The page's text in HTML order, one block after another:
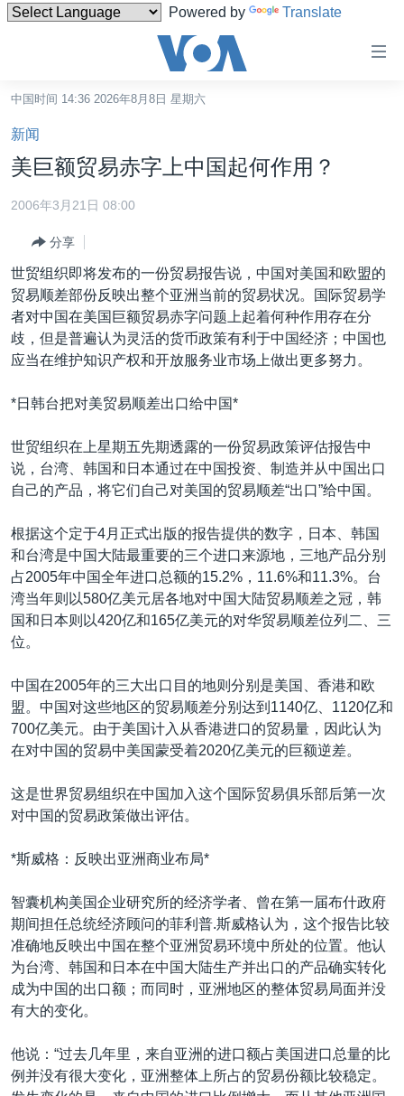
Powered by Translate
碍
链
接
跳
转
容
跳
转
导
跳
到
检
港澳
国际
最新国际新闻
印太
欧洲
非洲
美洲
分类新闻
经济·金融·贸易
科教·文娱·体健
军事
劳工
美中关系
白宫要闻
国会报道
美中关系
埃博拉疫情
美国之音专访
重要讲话与声明
关注西藏
关注新疆
VOA视频
VOA今日焦点
中文广播
关注我们
其他语言网站
中国时间 14:36 2026年8月8日 星期六
新闻
美巨额贸易赤字上中国起何作用？
2006年3月21日 08:00
分享
世贸组织即将发布的一份贸易报告说，中国对美国和欧盟的
贸易顺差部份反映出整个亚洲当前的贸易状况。国际贸易学
者对中国在美国巨额贸易赤字问题上起着何种作用存在分
歧，但是普遍认为灵活的货币政策有利于中国经济；中国也
应当在维护知识产权和开放服务业市场上做出更多努力。
*日韩台把对美贸易顺差出口给中国*
世贸组织在上星期五先期透露的一份贸易政策评估报告中
说，台湾、韩国和日本通过在中国投资、制造并从中国出口
自己的产品，将它们自己对美国的贸易顺差“出口”给中国。
根据这个定于4月正式出版的报告提供的数字，日本、韩国
和台湾是中国大陆最重要的三个进口来源地，三地产品分别
占2005年中国全年进口总额的15.2%，11.6%和11.3%。台
湾当年则以580亿美元居各地对中国大陆贸易顺差之冠，韩
国和日本则以420亿和165亿美元的对华贸易顺差位列二、三
位。
中国在2005年的三大出口目的地则分别是美国、香港和欧
盟。中国对这些地区的贸易顺差分别达到1140亿、1120亿和
700亿美元。由于美国计入从香港进口的贸易量，因此认为
在对中国的贸易中美国蒙受着2020亿美元的巨额逆差。
这是世界贸易组织在中国加入这个国际贸易俱乐部后第一次
对中国的贸易政策做出评估。
*斯威格：反映出亚洲商业布局*
智囊机构美国企业研究所的经济学者、曾在第一届布什政府
期间担任总统经济顾问的菲利普.斯威格认为，这个报告比较
准确地反映出中国在整个亚洲贸易环境中所处的位置。他认
为台湾、韩国和日本在中国大陆生产并出口的产品确实转化
成为中国的出口额；而同时，亚洲地区的整体贸易局面并没
有大的变化。
他说：“过去几年里，来自亚洲的进口额占美国进口总量的比
例并没有很大变化，亚洲整体上所占的贸易份额比较稳定。